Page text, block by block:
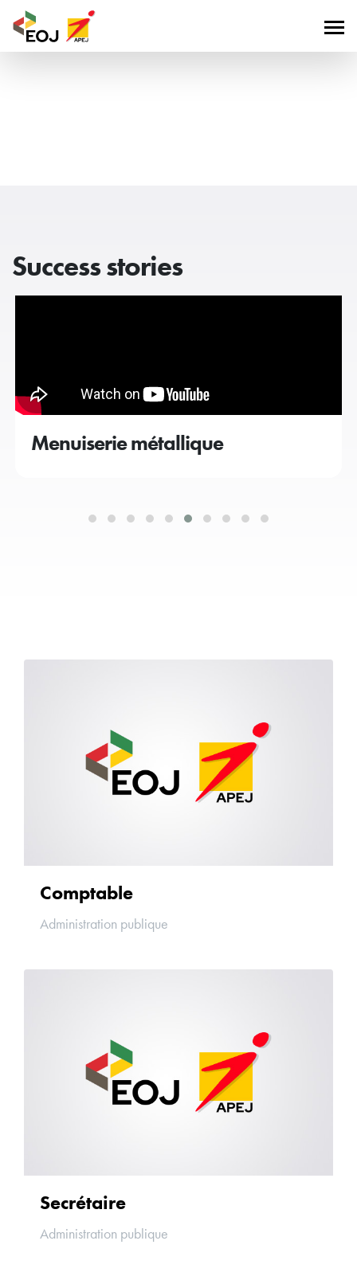
Success stories
Menuiserie métallique
Comptable
Administration publique
Secrétaire
Administration publique